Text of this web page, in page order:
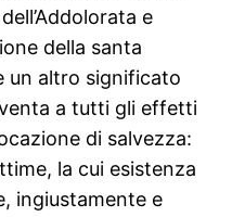
e
della santa
un altro significato
a tutti gli effetti
di salvezza:
la cui esistenza
ingiustamente e